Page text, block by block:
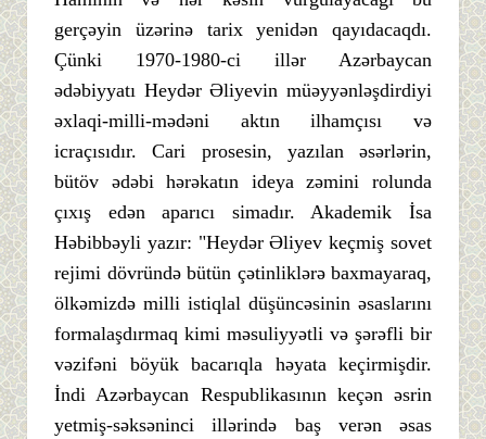
gerçəyin üzərinə tarix yenidən qayıdacaqdı.
Çünki 1970-1980-ci illər Azərbaycan
ədəbiyyatı Heydər Əliyevin müəyyənləşdirdiyi
əxlaqi-milli-mədəni aktın ilhamçısı və
icraçısıdır. Cari prosesin, yazılan əsərlərin,
bütöv ədəbi hərəkatın ideya zəmini rolunda
çıxış edən aparıcı simadır. Akademik İsa
Həbibbəyli yazır: "Heydər Əliyev keçmiş sovet
rejimi dövründə bütün çətinliklərə baxmayaraq,
ölkəmizdə milli istiqlal düşüncəsinin əsaslarını
formalaşdırmaq kimi məsuliyyətli və şərəfli bir
vəzifəni böyük bacarıqla həyata keçirmişdir.
İndi Azərbaycan Respublikasının keçən əsrin
yetmiş-səksəninci illərində baş verən əsas